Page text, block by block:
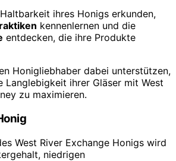
ihres Honigs erkunden,
kennenlernen und die
entdecken, die ihre Produkte
Honigliebhaber dabei unterstützen,
Langlebigkeit ihrer Gläser mit West
zu maximieren.
West River Exchange Honigs wird
niedrigen